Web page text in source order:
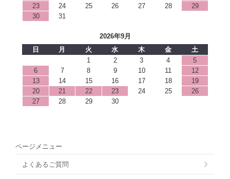
23
24 25 26 27 28
29
30
31
2026年9月
日
月 火 水 木 金
土
1
2 3 4
5
6
7 8 9 10 11
12
13
14 15 16 17 18
19
20
21 22 23 24 25
26
27
28 29 30
ページメニュー
よくあるご質問